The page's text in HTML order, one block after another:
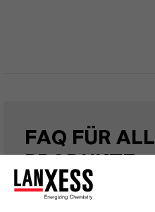
FAQ FÜR